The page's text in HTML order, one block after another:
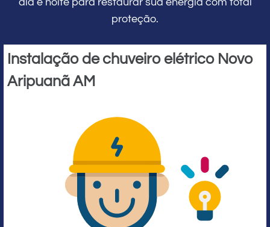
proteção.
Instalação de chuveiro elétrico Novo
Aripuanã AM